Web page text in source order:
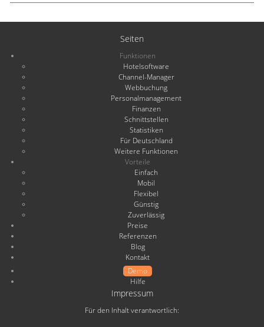
Seiten
Funktionen
Hotelsoftware
Channel-Manager
Webbuchung
Personalmanagement
Finanzen
Schnittstellen
Statistiken
Für Deutschland
Weitere Funktionen
Vorteile
Einfach
Mobil
Flexibel
Günstig
Zuverlässig
Preise
Referenzen
Blog
Kontakt
Demo
Hilfe
Impressum
Für den Inhalt verantwortlich: